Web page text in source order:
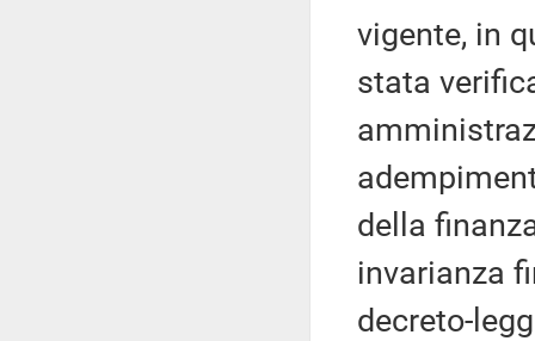
vigente, in
stata
della
invarianza
decreto-